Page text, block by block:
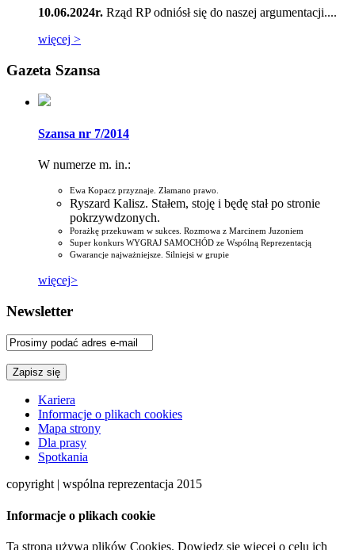
10.06.2024r. Rząd RP odniósł się do naszej argumentacji....
więcej >
Gazeta Szansa
Szansa nr 7/2014
W numerze m. in.:
Ewa Kopacz przyznaje. Złamano prawo.
Ryszard Kalisz. Stałem, stoję i będę stał po stronie
pokrzywdzonych.
Porażkę przekuwam w sukces. Rozmowa z Marcinem Juzoniem
Super konkurs WYGRAJ SAMOCHÓD ze Wspólną Reprezentacją
Gwarancje najważniejsze. Silniejsi w grupie
więcej>
Newsletter
Kariera
Informacje o plikach cookies
Mapa strony
Dla prasy
Spotkania
copyright | wspólna reprezentacja 2015
Informacje o plikach cookie
Ta strona używa plików Cookies. Dowiedz się więcej o celu ich